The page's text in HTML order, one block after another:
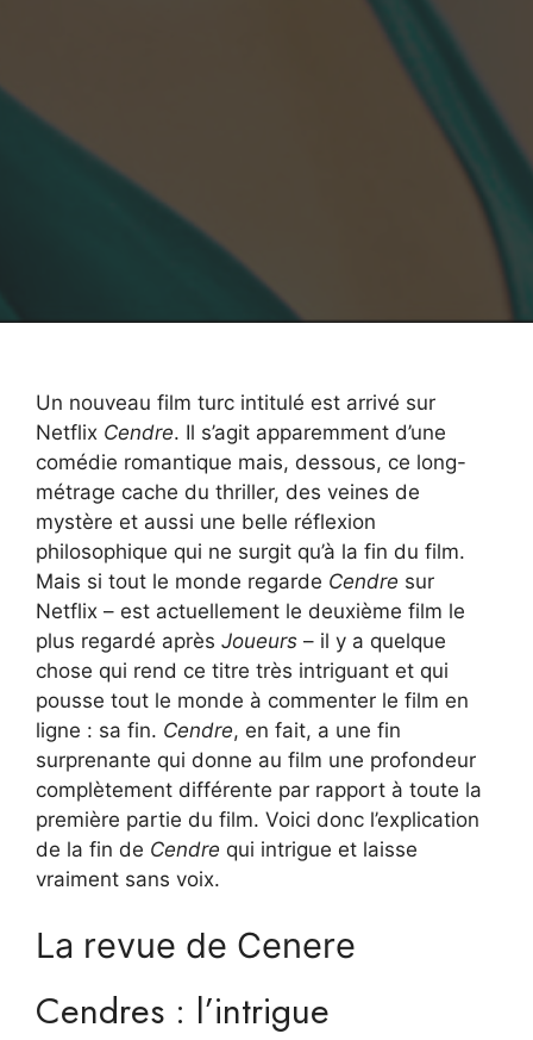
Un nouveau film turc intitulé est arrivé sur
Netflix Cendre. Il s’agit apparemment d’une
comédie romantique mais, dessous, ce long-
métrage cache du thriller, des veines de
mystère et aussi une belle réflexion
philosophique qui ne surgit qu’à la fin du film.
Mais si tout le monde regarde Cendre sur
Netflix – est actuellement le deuxième film le
plus regardé après Joueurs – il y a quelque
chose qui rend ce titre très intriguant et qui
pousse tout le monde à commenter le film en
ligne : sa fin. Cendre, en fait, a une fin
surprenante qui donne au film une profondeur
complètement différente par rapport à toute la
première partie du film. Voici donc l’explication
de la fin de Cendre qui intrigue et laisse
vraiment sans voix.
La revue de Cenere
Cendres : l’intrigue